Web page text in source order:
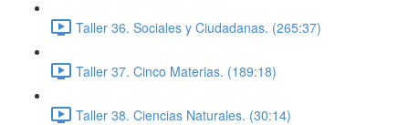
Taller 36. Sociales y Ciudadanas. (265:37)
Taller 37. Cinco Materias. (189:18)
Taller 38. Ciencias Naturales. (30:14)